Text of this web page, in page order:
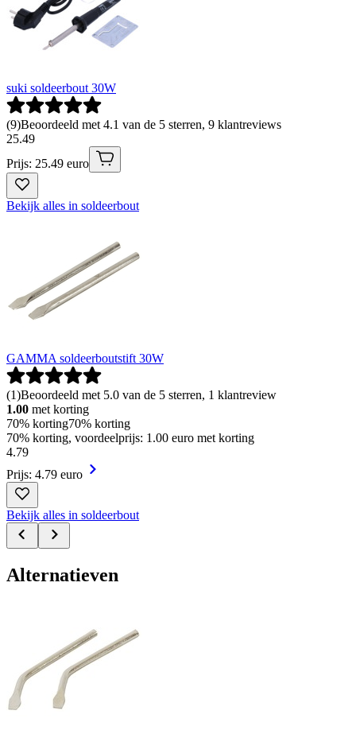
suki soldeerbout 30W
(9)Beoordeeld met 4.1 van de 5 sterren, 9 klantreviews
25.49
Prijs: 25.49 euro
Bekijk alles in soldeerbout
GAMMA soldeerboutstift 30W
(1)Beoordeeld met 5.0 van de 5 sterren, 1 klantreview
1.00 met korting
70% korting70% korting
70% korting, voordeelprijs: 1.00 euro met korting
4.79
Prijs: 4.79 euro
Bekijk alles in soldeerbout
Alternatieven